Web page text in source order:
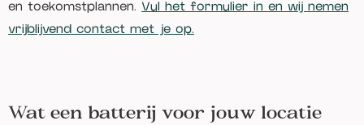
en toekomstplannen. Vul het formulier in en wij nemen
vrijblijvend contact met je op.
Wat een batterij voor jouw locatie